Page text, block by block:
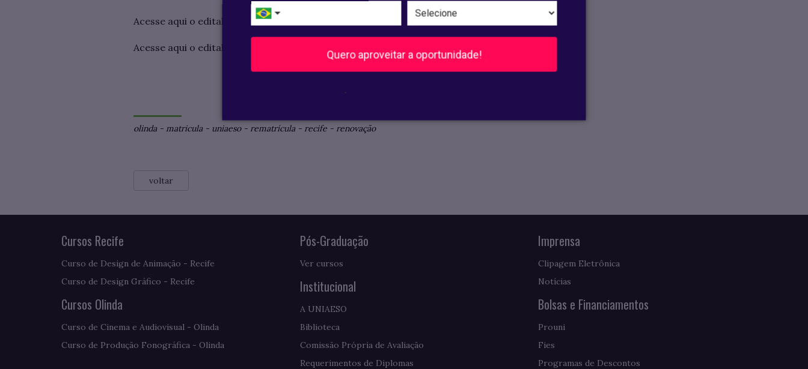
Quero aproveitar a oportunidade!
.
Acesse aqui o edital do campus
Acesse aqui o edital do campus
olinda - matricula - uniaeso- rematrícula - recife - renovação
voltar
Cursos Recife
Curso de Design de Animação - Recife
Curso de Design Gráfico - Recife
Cursos Olinda
Curso de Cinema e Audiovisual - Olinda
Curso de Produção Fonográfica - Olinda
Pós-Graduação
Ver cursos
Institucional
A UNIAESO
Biblioteca
Comissão Própria de Avaliação
Requerimentos de Diplomas
Imprensa
Clipagem Eletrônica
Notícias
Bolsas e Financiamentos
Prouni
Fies
Programas de Descontos